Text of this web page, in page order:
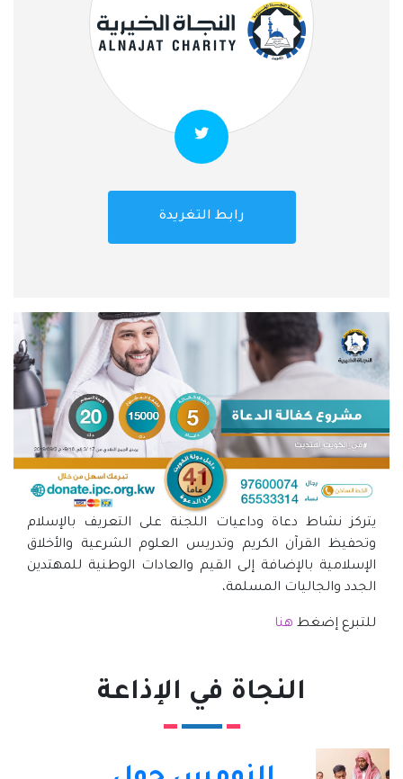
رابط التغريدة
يتركز نشاط دعاة وداعيات اللجنة على التعريف بالإسلام
وتحفيظ القرآن الكريم وتدريس العلوم الشرعية والأخلاق
الإسلامية بالإضافة إلى القيم والعادات الوطنية للمهتدين
الجدد والجاليات المسلمة،
للتبرع إضغط هنا
النجاة في الإذاعة